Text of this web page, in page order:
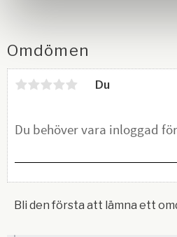
Omdömen
Du
Bli den första att lämna ett